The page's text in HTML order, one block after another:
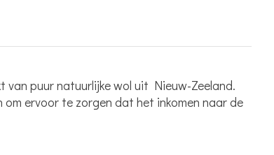
van puur natuurlijke wol uit Nieuw-Zeeland.
ervoor te zorgen dat het inkomen naar de